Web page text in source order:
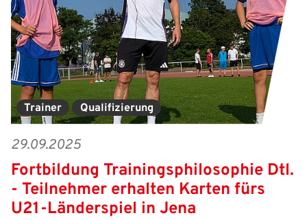
Trainer Qualifizierung
29.09.2025
Fortbildung Trainingsphilosophie Dtl.
- Teilnehmer erhalten Karten fürs
U21-Länderspiel in Jena